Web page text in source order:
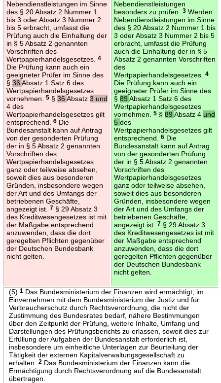
Nebendienstleistungen im Sinne
des § 20 Absatz 2 Nummer 1
bis 3 oder Absatz 3 Nummer 2
bis 5 erbracht, umfasst die
Prüfung auch die Einhaltung der
in § 5 Absatz 2 genannten
Vorschriften des
Wertpapierhandelsgesetzes.
4
Die Prüfung kann auch ein
geeigneter Prüfer im Sinne des
§ 36 Absatz 1 Satz 6 des
Wertpapierhandelsgesetzes
vornehmen.
5§ 36 Absatz 3 und
4 des
Wertpapierhandelsgesetzes gilt
entsprechend.
6Die
Bundesanstalt kann auf Antrag
von der gesonderten Prüfung
der in § 5 Absatz 2 genannten
Vorschriften des
Wertpapierhandelsgesetzes
ganz oder teilweise absehen,
soweit dies aus besonderen
Gründen, insbesondere wegen
der Art und des Umfangs der
betriebenen Geschäfte,
angezeigt ist.
7§ 29 Absatz 3
des Kreditwesengesetzes ist mit
der Maßgabe entsprechend
anzuwenden, dass die dort
geregelten Pflichten gegenüber
der Deutschen Bundesbank
nicht gelten.
Nebendienstleistungen
besonders zu prüfen.
3Werden
Nebendienstleistungen im Sinne
des § 20 Absatz 2 Nummer 1 bis
3 oder Absatz 3 Nummer 2 bis 5
erbracht, umfasst die Prüfung
auch die Einhaltung der in § 5
Absatz 2 genannten Vorschriften
des
Wertpapierhandelsgesetzes.
4
Die Prüfung kann auch ein
geeigneter Prüfer im Sinne des
§ 89 Absatz 1 Satz 6 des
Wertpapierhandelsgesetzes
vornehmen.
5§ 89 Absatz 4 und
5 des
Wertpapierhandelsgesetzes gilt
entsprechend.
6Die
Bundesanstalt kann auf Antrag
von der gesonderten Prüfung
der in § 5 Absatz 2 genannten
Vorschriften des
Wertpapierhandelsgesetzes
ganz oder teilweise absehen,
soweit dies aus besonderen
Gründen, insbesondere wegen
der Art und des Umfangs der
betriebenen Geschäfte,
angezeigt ist.
7§ 29 Absatz 3
des Kreditwesengesetzes ist mit
der Maßgabe entsprechend
anzuwenden, dass die dort
geregelten Pflichten gegenüber
der Deutschen Bundesbank
nicht gelten.
(5) 1Das Bundesministerium der Finanzen wird ermächtigt, im
Einvernehmen mit dem Bundesministerium der Justiz und für
Verbraucherschutz durch Rechtsverordnung, die nicht der
Zustimmung des Bundesrates bedarf, nähere Bestimmungen
über den Zeitpunkt der Prüfung, weitere Inhalte, Umfang und
Darstellungen des Prüfungsberichts zu erlassen, soweit dies zur
Erfüllung der Aufgaben der Bundesanstalt erforderlich ist,
insbesondere um einheitliche Unterlagen zur Beurteilung der
Tätigkeit der externen Kapitalverwaltungsgesellschaft zu
erhalten.
2Das Bundesministerium der Finanzen kann die
Ermächtigung durch Rechtsverordnung auf die Bundesanstalt
übertragen.